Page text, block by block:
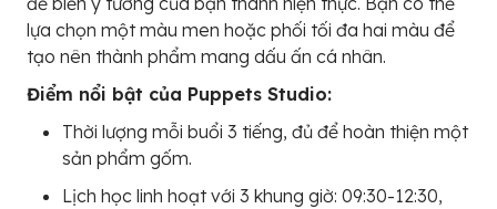
lựa chọn một màu men hoặc phối tối đa hai màu để
tạo nên thành phẩm mang dấu ấn cá nhân.
Điểm nổi bật của Puppets Studio:
Thời lượng mỗi buổi 3 tiếng, đủ để hoàn thiện một
sản phẩm gốm.
Lịch học linh hoạt với 3 khung giờ: 09:30-12:30,